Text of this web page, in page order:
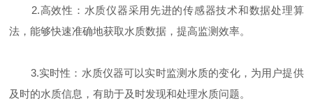
2.高效性：水质仪器采用先进的传感器技术和数据处理算
法，能够快速准确地获取水质数据，提高监测效率。
3.实时性：水质仪器可以实时监测水质的变化，为用户提供
及时的水质信息，有助于及时发现和处理水质问题。